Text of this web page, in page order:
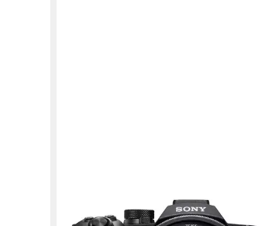
SONY